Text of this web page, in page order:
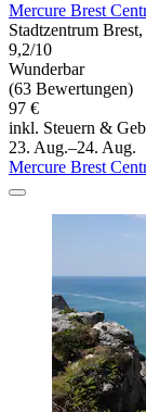
Mercure Brest
Stadtzentrum
9,2/10
Wunderbar
(63 Bewertungen)
97 €
inkl. Steuern &
23. Aug.–24. Aug.
Mercure Brest